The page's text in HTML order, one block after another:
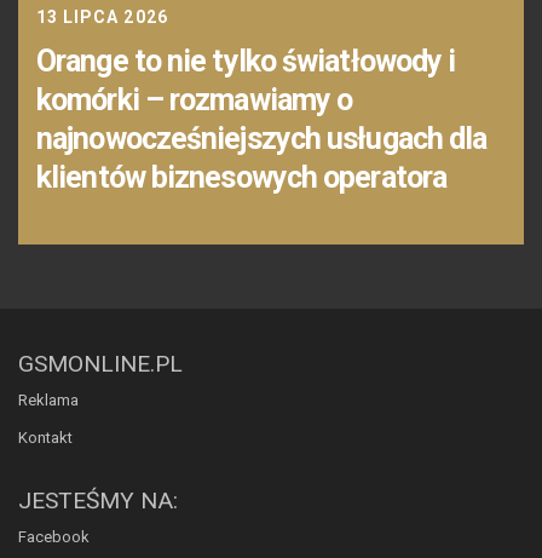
13 LIPCA 2026
Orange to nie tylko światłowody i
komórki – rozmawiamy o
najnowocześniejszych usługach dla
klientów biznesowych operatora
GSMONLINE.PL
Reklama
Kontakt
JESTEŚMY NA:
Facebook